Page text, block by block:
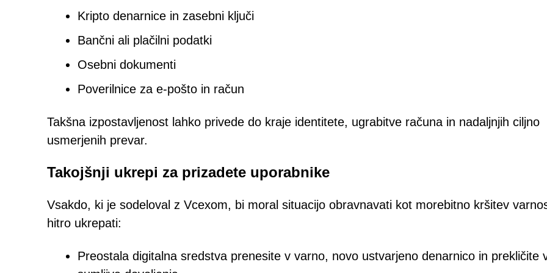
Kripto denarnice in zasebni ključi
Bančni ali plačilni podatki
Osebni dokumenti
Poverilnice za e-pošto in račun
Takšna izpostavljenost lahko privede do kraje identitete, ugrabitve računa in nadaljnjih ciljno
usmerjenih prevar.
Takojšnji ukrepi za prizadete uporabnike
Vsakdo, ki je sodeloval z Vcexom, bi moral situacijo obravnavati kot morebitno kršitev
hitro ukrepati:
Preostala digitalna sredstva prenesite v varno, novo ustvarjeno denarnico in prekličite